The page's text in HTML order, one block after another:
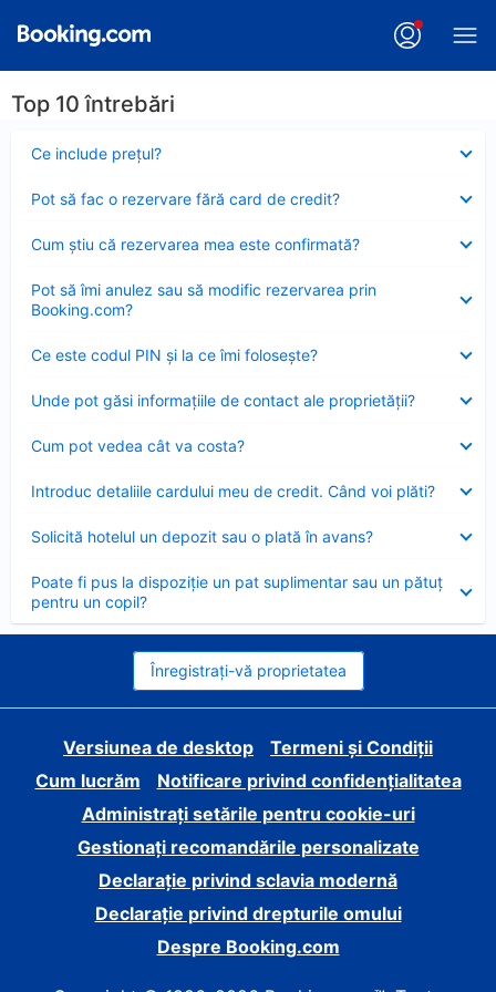
Top 10 întrebări
Ce include preţul?
închis
Pot să fac o rezervare fără card de credit?
închis
Cum ştiu că rezervarea mea este confirmată?
închis
Pot să îmi anulez sau să modific rezervarea prin
Booking.com?
închis
Ce este codul PIN şi la ce îmi foloseşte?
închis
Unde pot găsi informațiile de contact ale proprietății?
închis
Cum pot vedea cât va costa?
închis
Introduc detaliile cardului meu de credit. Când voi plăti?
închis
Solicită hotelul un depozit sau o plată în avans?
închis
Poate fi pus la dispoziție un pat suplimentar sau un pătuț
pentru un copil?
închis
Înregistrați-vă proprietatea
Versiunea de desktop
Termeni și Condiții
Cum lucrăm
Notificare privind confidențialitatea
Administrați setările pentru cookie-uri
Gestionați recomandările personalizate
Declarație privind sclavia modernă
Declarație privind drepturile omului
Despre Booking.com